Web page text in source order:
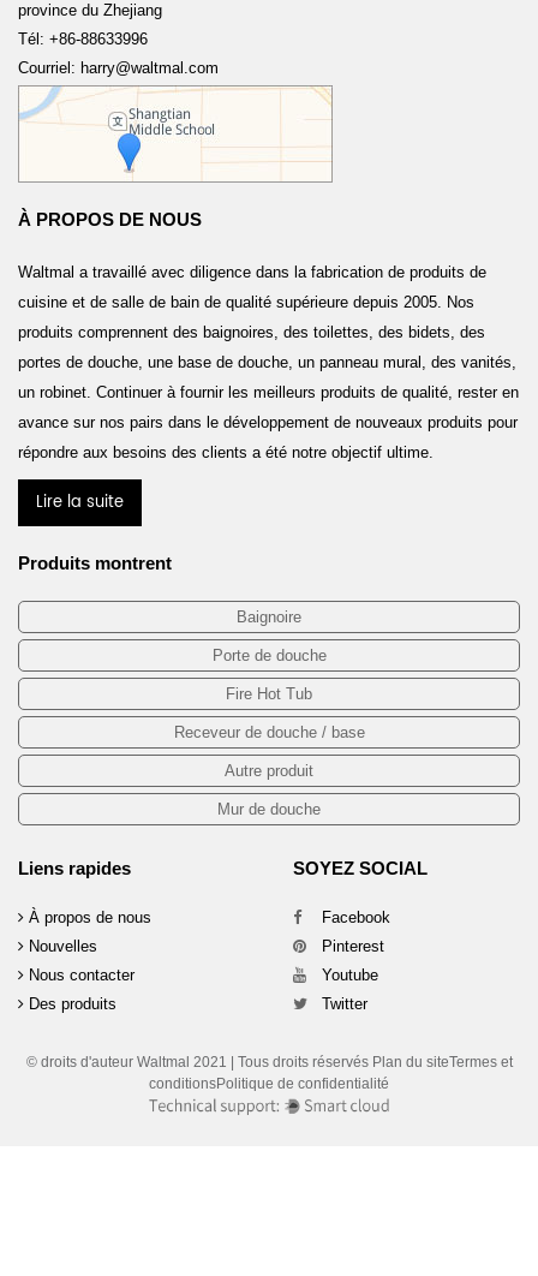
province du Zhejiang
Tél: +86-88633996
Courriel: harry@waltmal.com
À PROPOS DE NOUS
Waltmal a travaillé avec diligence dans la fabrication de produits de
cuisine et de salle de bain de qualité supérieure depuis 2005. Nos
produits comprennent des baignoires, des toilettes, des bidets, des
portes de douche, une base de douche, un panneau mural, des vanités,
un robinet. Continuer à fournir les meilleurs produits de qualité, rester en
avance sur nos pairs dans le développement de nouveaux produits pour
répondre aux besoins des clients a été notre objectif ultime.
Lire la suite
Produits montrent
Baignoire
Porte de douche
Fire Hot Tub
Receveur de douche / base
Autre produit
Mur de douche
Liens rapides
À propos de nous
Nouvelles
Nous contacter
Des produits
SOYEZ SOCIAL
Facebook
Pinterest
Youtube
Twitter
© droits d'auteur Waltmal 2021 | Tous droits réservés Plan du siteTermes et
conditionsPolitique de confidentialité